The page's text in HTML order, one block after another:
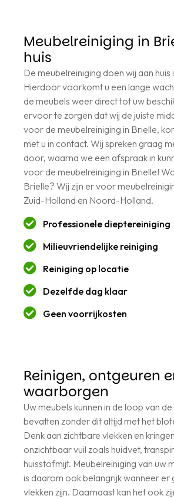
Meubelreiniging in
huis
De meubelreiniging doen wij aan huis
Hierdoor voorkomt u een lange
de meubels weer direct tot uw
ervoor te zorgen dat wij de juiste
voor de meubelreiniging in Brielle,
met u in contact. Wij spreken graag
door, waarna we een afspraak in
voor de meubelreiniging in Brielle!
Brielle? Wij zijn er voor
Zuid-Holland en Noord-Holland.
Professionele dieptereiniging
Milieuvriendelijke reiniging
Reiniging op locatie
Dezelfde dag klaar
Geen voorrijkosten
Reinigen, ontgeuren
waarborgen
Uw meubels kunnen in de loop van
bevatten zonder dit altijd met het
Denk aan zichtbare vlekken en
onzichtbaar vuil zoals huidvet,
huisstofmijt. Meubelreiniging van uw
is daarom ook belangrijk wanneer er
vlekken zijn. Daarnaast kan het ook